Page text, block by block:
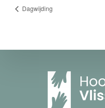
Dagwijding